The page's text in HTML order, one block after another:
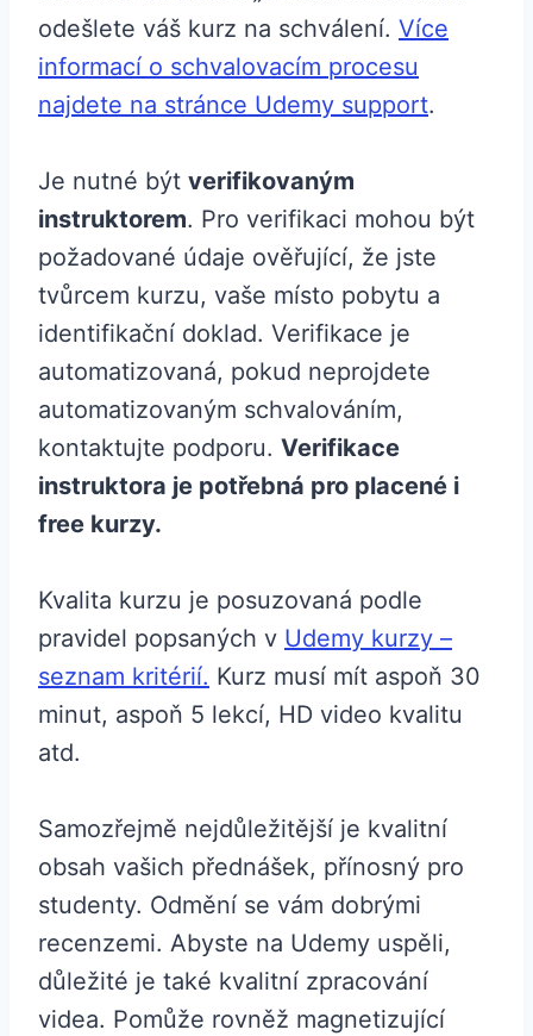
odešlete váš kurz na schválení. Více
informací o schvalovacím procesu
najdete na stránce Udemy support.
Je nutné být verifikovaným
instruktorem. Pro verifikaci mohou být
požadované údaje ověřující, že jste
tvůrcem kurzu, vaše místo pobytu a
identifikační doklad. Verifikace je
automatizovaná, pokud neprojdete
automatizovaným schvalováním,
kontaktujte podporu. Verifikace
instruktora je potřebná pro placené i
free kurzy.
Kvalita kurzu je posuzovaná podle
pravidel popsaných v Udemy kurzy –
seznam kritérií. Kurz musí mít aspoň 30
minut, aspoň 5 lekcí, HD video kvalitu
atd.
Samozřejmě nejdůležitější je kvalitní
obsah vašich přednášek, přínosný pro
studenty. Odmění se vám dobrými
recenzemi. Abyste na Udemy uspěli,
důležité je také kvalitní zpracování
videa. Pomůže rovněž magnetizující